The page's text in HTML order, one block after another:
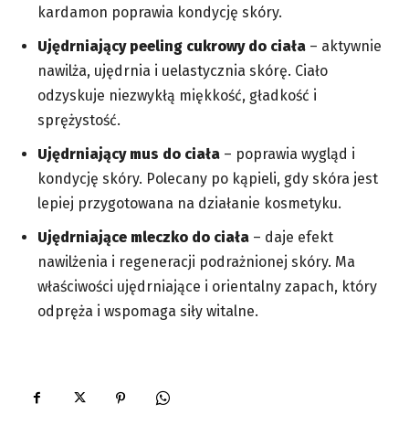
kardamon poprawia kondycję skóry.
Ujędrniający peeling cukrowy do ciała – aktywnie
nawilża, ujędrnia i uelastycznia skórę. Ciało
odzyskuje niezwykłą miękkość, gładkość i
sprężystość.
Ujędrniający mus do ciała – poprawia wygląd i
kondycję skóry. Polecany po kąpieli, gdy skóra jest
lepiej przygotowana na działanie kosmetyku.
Ujędrniające mleczko do ciała – daje efekt
nawilżenia i regeneracji podrażnionej skóry. Ma
właściwości ujędrniające i orientalny zapach, który
odpręża i wspomaga siły witalne.